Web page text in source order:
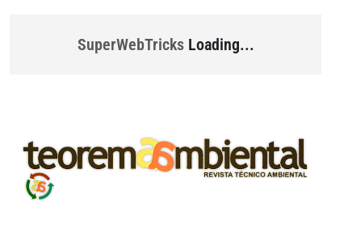
SuperWebTricksLoading...